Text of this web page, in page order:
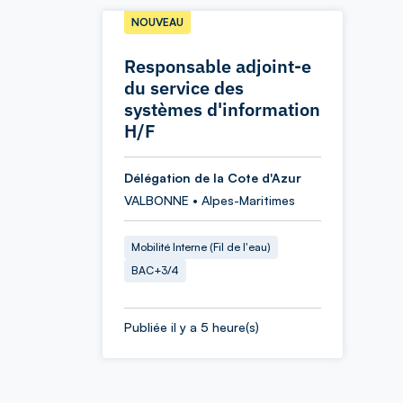
Responsable adjoint-e
du service des
systèmes d'information
H/F
NOUVEAU
Délégation de la Cote d'Azur
VALBONNE • Alpes-Maritimes
Mobilité Interne (Fil de l'eau)
BAC+3/4
Publiée il y a 5 heure(s)